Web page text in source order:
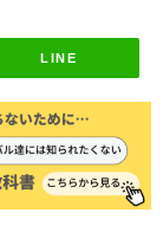
LINE